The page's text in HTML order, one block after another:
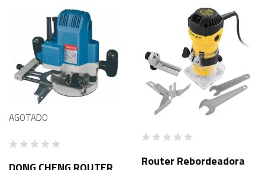
AGOTADO
Router Rebordeadora